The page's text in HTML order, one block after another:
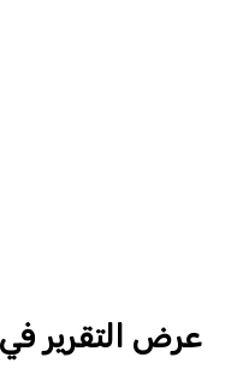
عرض التقرير في English